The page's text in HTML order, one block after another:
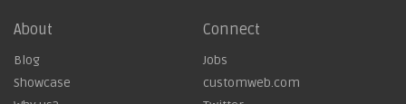
About
Blog
Showcase
Connect
Jobs
customweb.com